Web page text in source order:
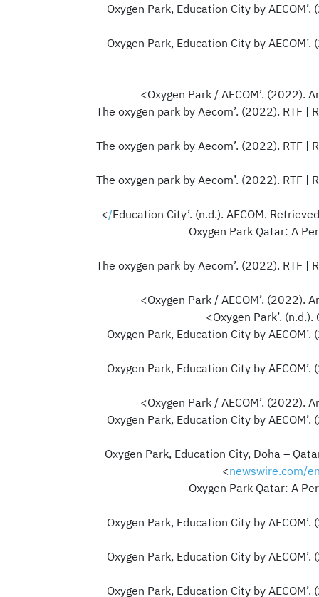
>
>
‘Oxygen Park Qatar: A
>
>
>
newswire.com/
>
‘Oxygen Park Qatar: A